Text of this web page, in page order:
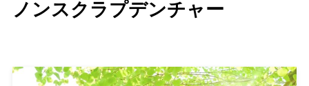
ノンスクラプデンチャー